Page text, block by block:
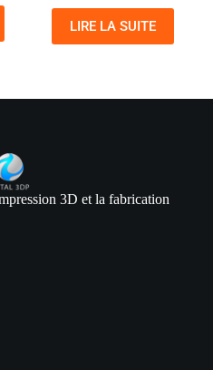
LIRE LA SUITE
3D et la fabrication